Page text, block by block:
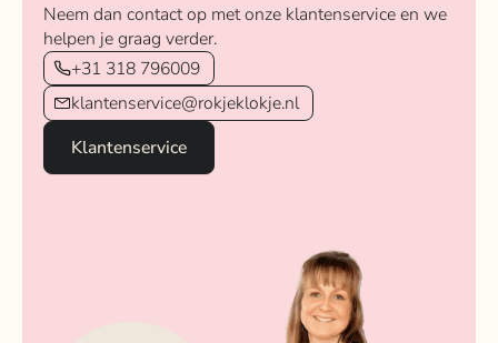
Neem dan contact op met onze klantenservice en we
helpen je graag verder.
+31 318 796009
klantenservice@rokjeklokje.nl
Klantenservice